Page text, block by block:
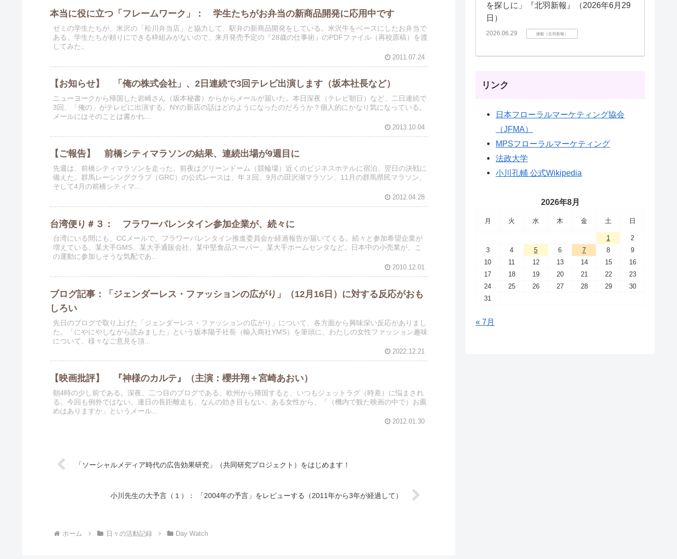
本当に役に立つ「フレームワーク」： 学生たちがお弁当の新商品開発に応用中です
ゼミの学生たちが、米沢の「松川弁当店」と協力して、駅弁の新商品開発をしている。米沢牛をベースにしたお弁当で
ある。学生たちが頼りにできる枠組みがないので、来月発売予定の『28歳の仕事術』のPDFファイル（再校原稿）を渡
してみた。
2011.07.24
【お知らせ】 「俺の株式会社」、2日連続で3回テレビ出演します（坂本社長など）
ニューヨークから帰国した岩崎さん（坂本秘書）からからメールが届いた。本日深夜（テレビ朝日）など、二日連続で
3回、「俺の」がテレビに出演する。NYの新店の話はどのようになったのだろうか？個人的にかなり気になっている。
メールにはそのことは書かれ...
2013.10.04
【ご報告】 前橋シティマラソンの結果、連続出場が9週目に
先週は、前橋シティマラソンを走った。前夜はグリーンドーム（競輪場）近くのビジネスホテルに宿泊、翌日の決戦に
備えた。群馬レーシングクラブ（GRC）の公式レースは、年３回。9月の田沢湖マラソン、11月の群馬県民マラソン、
そして4月の前橋シティマ...
2012.04.28
台湾便り＃３： フラワーバレンタイン参加企業が、続々に
台湾にいる間にも、CCメールで、フラワーバレンタイン推進委員会か経過報告が届いてくる。続々と参加希望企業が
増えている。某大手GMS、某大手通販会社、某中堅食品スーパー、某大手ホームセンタなど。日本中の小売業が、こ
の運動に参加しそうな気配であ...
2010.12.01
ブログ記事：「ジェンダーレス・ファッションの広がり」（12月16日）に対する反応がおも
しろい
先日のブログで取り上げた「ジェンダーレス・ファッションの広がり」について、各方面から興味深い反応がありまし
た。「にやにやしながら読みました」という坂本陽子社長（輸入商社YMS）を筆頭に、わたしの女性ファッション趣味
について、様々なご意見を頂...
2022.12.21
【映画批評】 『神様のカルテ』（主演：櫻井翔＋宮崎あおい）
朝4時の少し前である。深夜、二つ目のブログである。欧州から帰国すると、いつもジェットラグ（時差）に悩まされ
る。今回も例外ではない。連日の長距離走も、なんの効き目もない。ある女性から、「（機内で観た映画の中で）お薦
めはありますか」というメール...
2012.01.30
「ソーシャルメディア時代の広告効果研究」（共同研究プロジェクト）をはじめます！
小川先生の大予言（１）： 「2004年の予言」をレビューする（2011年から3年が経過して）
ホーム 日々の活動記録 Day Watch
を探しに」『北羽新報』（2026年6月29
日）
2026.06.29 連載（北羽新報）
リンク
日本フローラルマーケティング協会
（JFMA）
MPSフローラルマーケティング
法政大学
小川孔輔 公式Wikipedia
2026年8月
月 火 水 木 金 土 日
1
2
3
4 5 6 7 8
9
10
11 12 13 14 15
16
17
18 19 20 21 22
23
24
25 26 27 28 29
30
31
« 7月